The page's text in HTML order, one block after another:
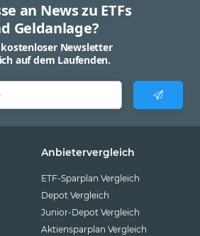
an News zu ETFs
Geldanlage?
Newsletter
auf dem Laufenden.
Anbietervergleich
ETF-Sparplan Vergleich
Depot Vergleich
Junior-Depot Vergleich
Aktiensparplan Vergleich